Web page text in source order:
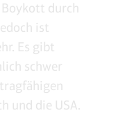
durch
ist
Es gibt
schwer
und die USA.